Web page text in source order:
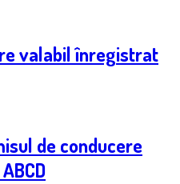
valabil înregistrat
de conducere